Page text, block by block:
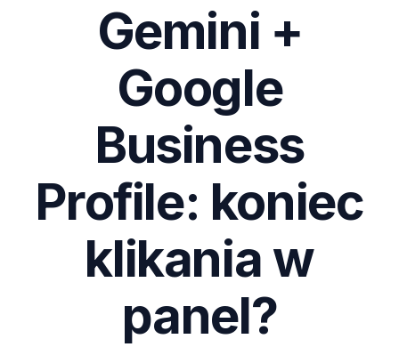
Gemini +
Google
Business
Profile: koniec
klikania w
panel?